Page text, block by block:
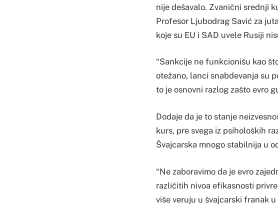
nije dešavalo. Zvanični srednji
Profesor Ljubodrag Savić za
koje su EU i SAD uvele Rusiji
“Sankcije ne funkcionišu kao
otežano, lanci snabdevanja su
to je osnovni razlog zašto evro
Dodaje da je to stanje
kurs, pre svega iz psiholoških
Švajcarska mnogo stabilnija u
“Ne zaboravimo da je evro
različitih nivoa efikasnosti
više veruju u švajcarski franak u